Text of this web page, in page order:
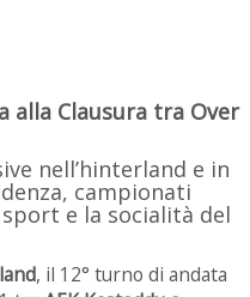
alla Clausura tra Over
nell’hinterland e in
campionati
e la socialità del
, il 12° turno di andata